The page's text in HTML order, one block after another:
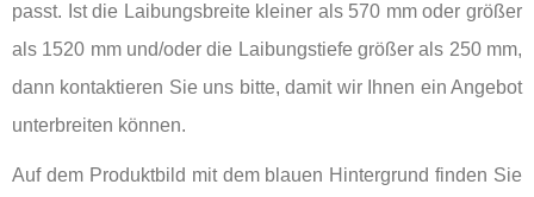
passt. Ist die Laibungsbreite kleiner als 570 mm oder größer
als 1520 mm und/oder die Laibungstiefe größer als 250 mm,
dann kontaktieren Sie uns bitte, damit wir Ihnen ein Angebot
unterbreiten können.
Auf dem Produktbild mit dem blauen Hintergrund finden Sie